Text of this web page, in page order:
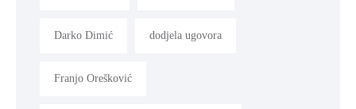
Darko Dimić dodjela ugovora
Franjo Orešković